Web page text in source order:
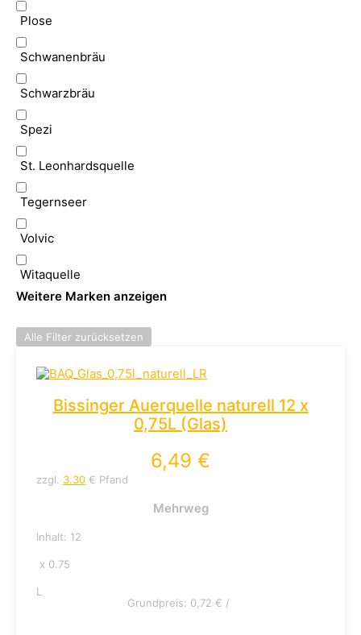
Plose
Schwanenbräu
Schwarzbräu
Spezi
St. Leonhardsquelle
Tegernseer
Volvic
Witaquelle
Weitere Marken anzeigen
Alle Filter zurücksetzen
Bissinger Auerquelle naturell 12 x
0,75L (Glas)
6,49 €
zzgl. 3.30 € Pfand
Mehrweg
Inhalt: 12
x 0.75
L
Grundpreis: 0,72 € /